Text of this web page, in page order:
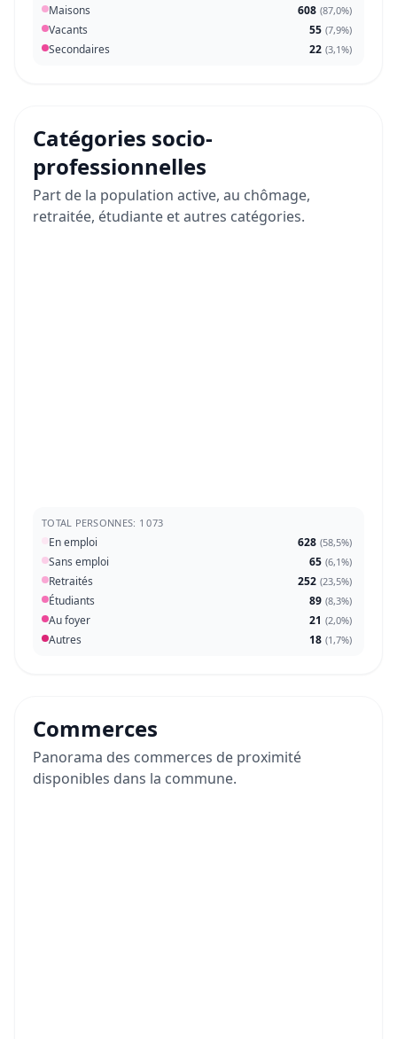
Maisons 608 (87,0%)
Vacants 55 (7,9%)
Secondaires 22 (3,1%)
Catégories socio-
professionnelles
Part de la population active, au chômage,
retraitée, étudiante et autres catégories.
TOTAL PERSONNES: 1 073
En emploi 628 (58,5%)
Sans emploi 65 (6,1%)
Retraités 252 (23,5%)
Étudiants 89 (8,3%)
Au foyer 21 (2,0%)
Autres 18 (1,7%)
Commerces
Panorama des commerces de proximité
disponibles dans la commune.